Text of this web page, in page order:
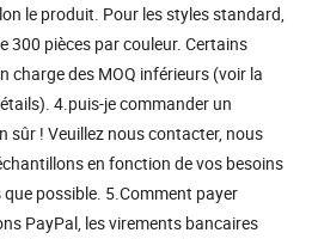
le produit. Pour les styles standard,
300 pièces par couleur. Certains
charge des MOQ inférieurs (voir la
4.puis-je commander un
sûr ! Veuillez nous contacter, nous
en fonction de vos besoins
possible. 5.Comment payer
PayPal, les virements bancaires